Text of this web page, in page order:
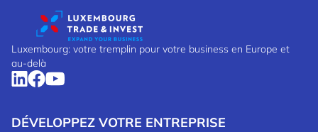
Luxembourg: votre tremplin pour votre business en Europe et
au-delà
DÉVELOPPEZ VOTRE ENTREPRISE